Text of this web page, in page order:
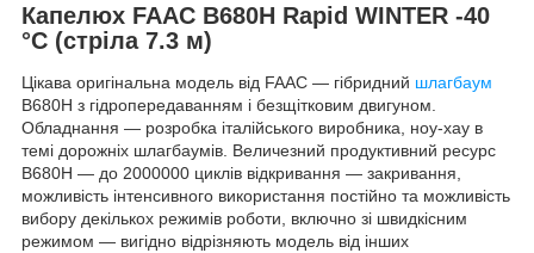
Капелюх FAAC B680H Rapid WINTER -40
°C (стріла 7.3 м)
Цікава оригінальна модель від FAAC — гібридний шлагбаум
B680H з гідропередаванням і безщітковим двигуном.
Обладнання — розробка італійського виробника, ноу-хау в
темі дорожніх шлагбаумів. Величезний продуктивний ресурс
B680H — до 2000000 циклів відкривання — закривання,
можливість інтенсивного використання постійно та можливість
вибору декількох режимів роботи, включно зі швидкісним
режимом — вигідно відрізняють модель від інших